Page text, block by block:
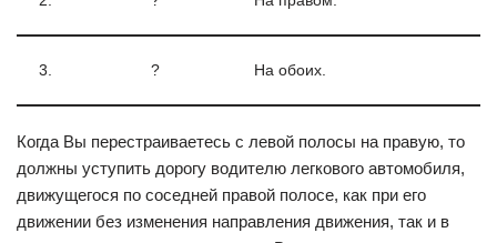
3. ? На обоих.
Когда Вы перестраиваетесь с левой полосы на правую, то
должны уступить дорогу водителю легкового автомобиля,
движущегося по соседней правой полосе, как при его
движении без изменения направления движения, так и в